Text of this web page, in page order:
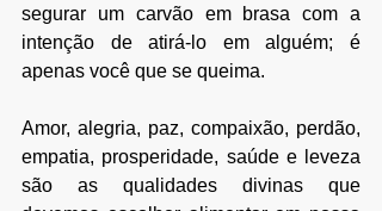
segurar um carvão em brasa com a
intenção de atirá-lo em alguém; é
apenas você que se queima.
Amor, alegria, paz, compaixão, perdão,
empatia, prosperidade, saúde e leveza
são as qualidades divinas que